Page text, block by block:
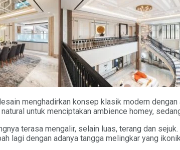
menghadirkan konsep klasik modern
untuk menciptakan ambience homey,
terasa mengalir, selain luas, terang dan
lagi dengan adanya tangga melingkar yang